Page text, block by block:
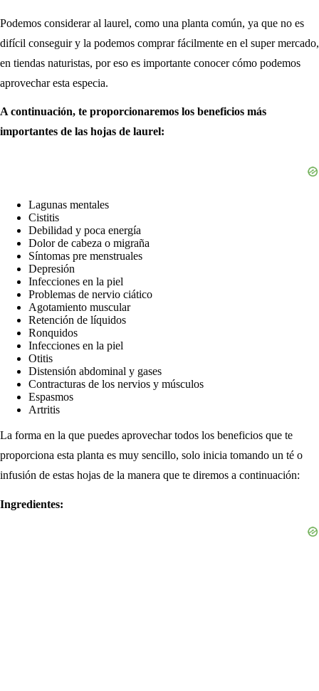
Podemos considerar al laurel, como una planta común, ya que no es
difícil conseguir y la podemos comprar fácilmente en el super mercado,
en tiendas naturistas, por eso es importante conocer cómo podemos
aprovechar esta especia.
A continuación, te proporcionaremos los beneficios más
importantes de las hojas de laurel:
Lagunas mentales
Cistitis
Debilidad y poca energía
Dolor de cabeza o migraña
Síntomas pre menstruales
Depresión
Infecciones en la piel
Problemas de nervio ciático
Agotamiento muscular
Retención de líquidos
Ronquidos
Infecciones en la piel
Otitis
Distensión abdominal y gases
Contracturas de los nervios y músculos
Espasmos
Artritis
La forma en la que puedes aprovechar todos los beneficios que te
proporciona esta planta es muy sencillo, solo inicia tomando un té o
infusión de estas hojas de la manera que te diremos a continuación:
Ingredientes: